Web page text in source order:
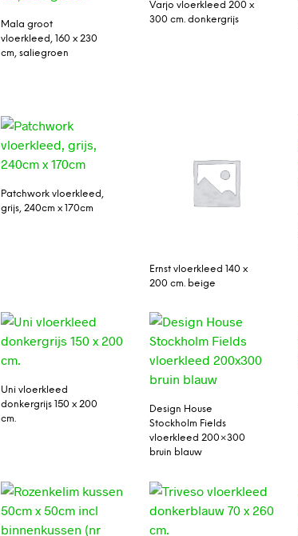
Mala groot
vloerkleed, 160 x 230
cm, saliegroen
Varjo vloerkleed 200 x
300 cm. donkergrijs
Patchwork vloerkleed,
grijs, 240cm x 170cm
Ernst vloerkleed 140 x
200 cm. beige
Uni vloerkleed
donkergrijs 150 x 200
cm.
Design House
Stockholm Fields
vloerkleed 200×300
bruin blauw